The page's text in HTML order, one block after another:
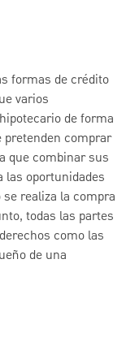
formas de crédito
varios
de forma
comprar
que combinar sus
oportunidades
realiza la compra
todas las partes
como las
de una